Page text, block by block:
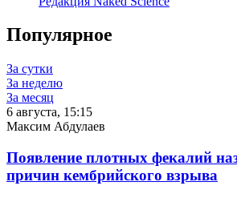
Популярное
За сутки
За неделю
За месяц
6 августа, 15:15
Максим Абдулаев
Появление плотных фекалий
причин кембрийского взрыва